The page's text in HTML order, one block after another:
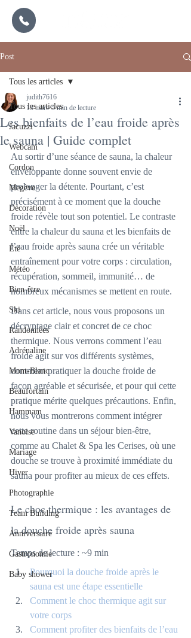
Post
Tous les articles
Jacuzzi
Webcam
Cordon
Megève
Décoration
Noël
Été
Météo
Bien-être
Ski
Randonnées
Adrénaline
Mont-Blanc
Beaufortain
Hammam
Vanoise
Mariage
Hiver
Photographie
Team Building
Anniversaire
Gastronomie
Baby shower
Tous les articles
Les bienfaits de l’eau froide après
le sauna | Guide complet
judith7616
13 mars 5 min de lecture
Au sortir d’une séance de sauna, la chaleur
enveloppante donne souvent envie de
prolonger la détente. Pourtant, c’est
précisément à ce moment que la douche
froide révèle tout son potentiel. Le contraste
entre la chaleur du sauna et les bienfaits de
l’eau froide après sauna crée un véritable
entraînement pour votre corps : circulation,
récupération, sommeil, immunité… de
nombreux mécanismes se mettent en route.
Dans cet article, nous vous proposons un
décryptage clair et concret de ce choc
thermique. Nous verrons comment l’eau
froide agit sur vos différents systèmes,
comment pratiquer la douche froide de
façon agréable et sécurisée, et pour qui cette
pratique mérite quelques précautions. Enfin,
nous vous montrerons comment intégrer
cette routine dans un séjour bien-être,
comme au Chalet & Spa les Cerises, où une
douche se trouve à proximité immédiate du
sauna pour profiter au mieux de ces effets.
Le choc thermique : les avantages de
la douche froide après sauna
Temps de lecture : ~9 min
Pourquoi la douche froide après le
sauna est une étape essentielle
Comment le choc thermique agit sur
votre corps
Comment profiter des bienfaits de l’eau